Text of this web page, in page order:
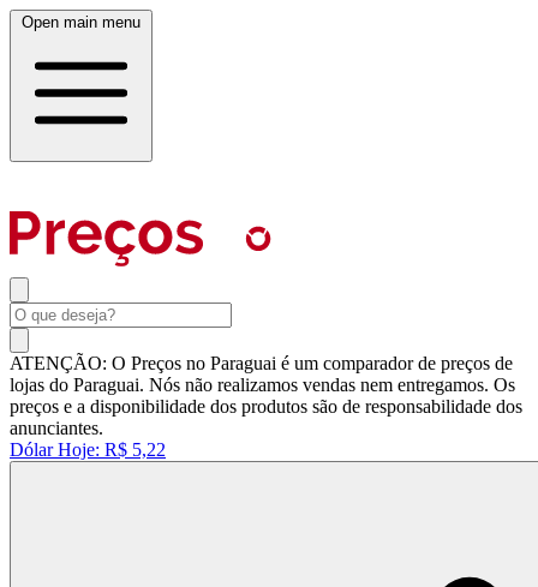
Open main menu
ATENÇÃO: O Preços no Paraguai é um comparador de preços de
lojas do Paraguai. Nós não realizamos vendas nem entregamos. Os
preços e a disponibilidade dos produtos são de responsabilidade dos
anunciantes.
Dólar Hoje: R$ 5,22